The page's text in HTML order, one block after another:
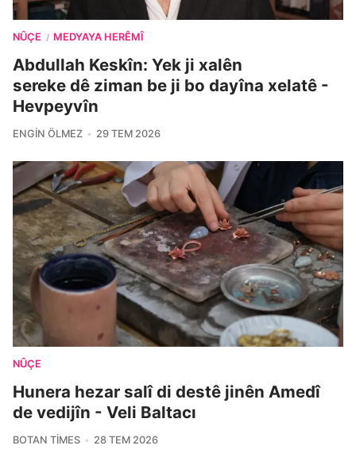
NÛÇE / MEDYAYA HERÊMÎ
Abdullah Keskîn: Yek ji xalên
sereke dê ziman be ji bo dayîna xelatê -
Hevpeyvîn
ENGIN ÖLMEZ 29 TEM 2026
NÛÇE
Hunera hezar salî di destê jinên Amedî
de vedijîn - Veli Baltacı
BOTAN TIMES 28 TEM 2026